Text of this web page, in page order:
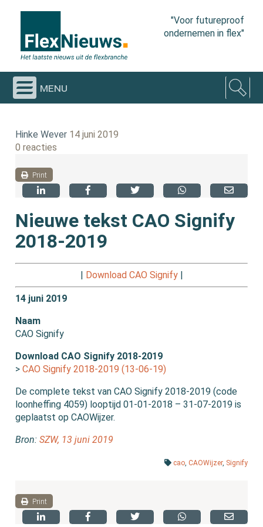
"Voor futureproof
ondernemen in flex"
menu
Hinke Wever 14 juni 2019
0 reacties
Print
Nieuwe tekst CAO Signify
2018-2019
Download CAO Signify|
14 juni 2019
Naam
CAO Signify
Download CAO Signify 2018-2019
>CAO Signify 2018-2019 (13-06-19)
De complete tekst van CAO Signify 2018-2019 (code
loonheffing 4059) looptijd 01-01-2018 – 31-07-2019 is
geplaatst op CAOWijzer.
Bron:SZW, 13 juni 2019
cao, CAOWijzer, Signify
Print